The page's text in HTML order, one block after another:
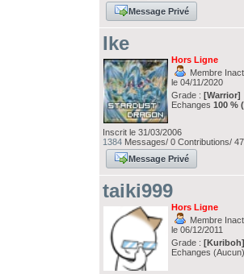
Message Privé
Ike
Hors Ligne
Membre
le 04/11/2020
Grade :[Warrior]
Echanges100 % (
Inscrit le 31/03/2006
1384 Messages/ 0 Contributions/
Message Privé
taiki999
Hors Ligne
Membre
le 06/12/2011
Grade :
Echanges